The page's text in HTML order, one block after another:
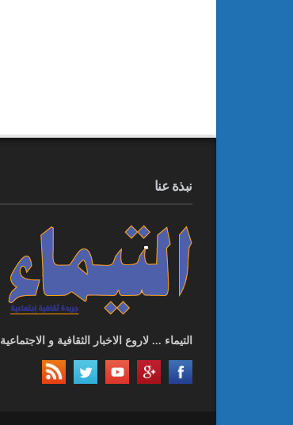
نبذة عنا
التيماء ... لاروع الاخبار الثقافية و الاجتماعية